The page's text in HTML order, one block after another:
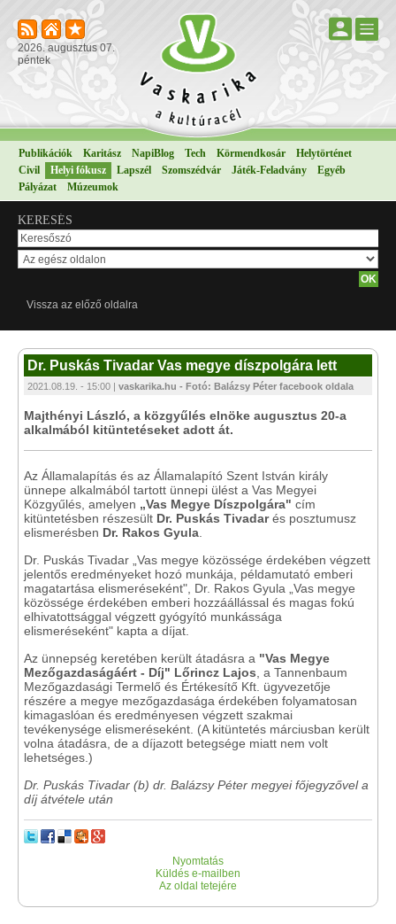
2026. augusztus 07.
péntek
Publikációk Karitász NapiBlog Tech Körmendkosár
Helytörténet
Civil
Helyi fókusz Lapszél Szomszédvár Játék-Feladvány
Egyéb
Pályázat
Múzeumok
KERESÉS
Vissza az előző oldalra
Dr. Puskás Tivadar Vas megye díszpolgára lett
2021.08.19. - 15:00 | vaskarika.hu - Fotó: Balázsy Péter facebook oldala
Majthényi László, a közgyűlés elnöke augusztus 20-a
alkalmából kitüntetéseket adott át.
Az Államalapítás és az Államalapító Szent István király
ünnepe alkalmából tartott ünnepi ülést a Vas Megyei
Közgyűlés, amelyen „Vas Megye Díszpolgára" cím
kitüntetésben részesült Dr. Puskás Tivadarés posztumusz
elismerésben Dr. Rakos Gyula
Dr. Puskás Tivadar „Vas megye közössége érdekében végzett
jelentős eredményeket hozó munkája, példamutató emberi
magatartása elismeréseként", Dr. Rakos Gyula „Vas megye
közössége érdekében emberi hozzáállással és magas fokú
elhivatottsággal végzett gyógyító munkássága
elismeréseként" kapta a díjat.
Az ünnepség keretében került átadásra a "Vas Megye
Mezőgazdaságáért - Díj" Lőrincz Lajos , a Tannenbaum
Mezőgazdasági Termelő és Értékesítő Kft. ügyvezetője
részére a megye mezőgazdasága érdekében folyamatosan
kimagaslóan és eredményesen végzett szakmai
tevékenysége elismeréseként. (A kitüntetés márciusban került
volna átadásra, de a díjazott betegsége miatt nem volt
lehetséges.)
Dr. Puskás Tivadar (b) dr. Balázsy Péter megyei főjegyzővel a
díj átvétele után
Nyomtatás
Küldés e-mailben
Az oldal tetejére